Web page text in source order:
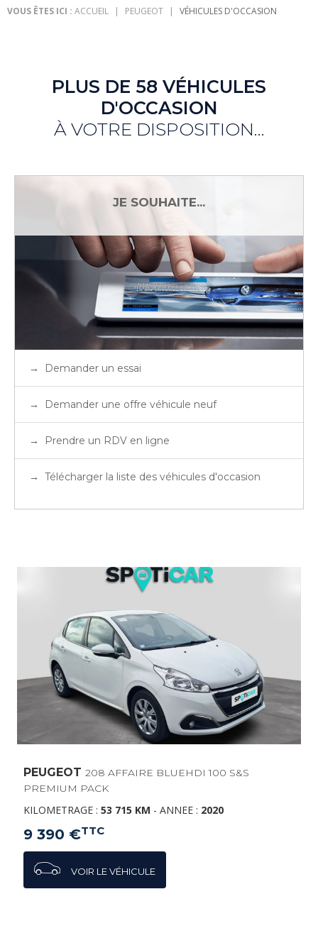
VOUS ÊTES ICI : ACCUEIL PEUGEOT VÉHICULES D'OCCASION
PLUS DE 58 VÉHICULES
D'OCCASION
À VOTRE DISPOSITION...
JE SOUHAITE...
Demander un essai
Demander une offre véhicule neuf
Prendre un RDV en ligne
Télécharger la liste des véhicules d'occasion
PEUGEOT 208 AFFAIRE BLUEHDI 100 S&S
PREMIUM PACK
KILOMETRAGE : 53 715 KM - ANNEE : 2020
9 390 €TTC
VOIR LE VÉHICULE